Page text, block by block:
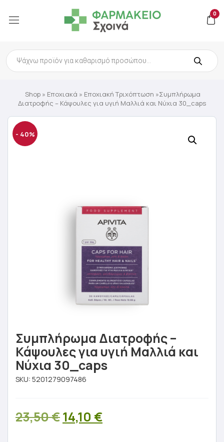
0
Products
search
Shop » Εποχιακά » Εποχιακή Τριχόπτωση »Συμπλήρωμα
Διατροφής – Κάψουλες για υγιή Μαλλιά και Νύχια 30_caps
- 40%
Συμπλήρωμα Διατροφής –
Κάψουλες για υγιή Μαλλιά και
Νύχια 30_caps
SKU: 5201279097486
23,50€Original
14,10 €Η